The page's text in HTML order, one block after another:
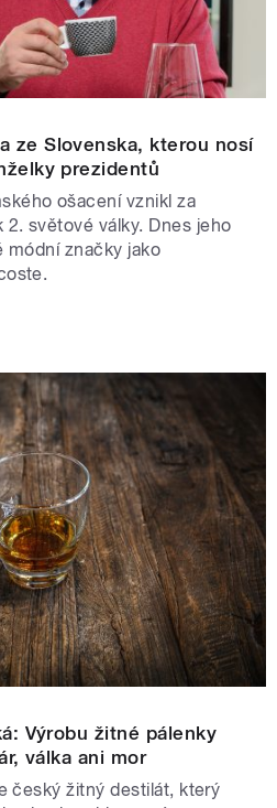
ze Slovenska, kterou nosí
prezidentů
ošacení vznikl za
světové války. Dnes jeho
módní značky jako
Výrobu žitné pálenky
válka ani mor
český žitný destilát, který